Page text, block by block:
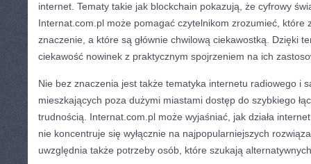
internet. Tematy takie jak blockchain pokazują, że cyfrowy
Internat.com.pl może pomagać czytelnikom zrozumieć, które
znaczenie, a które są głównie chwilową ciekawostką. Dzięki
ciekawość nowinek z praktycznym spojrzeniem na ich
Nie bez znaczenia jest także tematyka internetu radiowego i
mieszkających poza dużymi miastami dostęp do szybkiego
trudnością. Internat.com.pl może wyjaśniać, jak działa
nie koncentruje się wyłącznie na najpopularniejszych
uwzględnia także potrzeby osób, które szukają